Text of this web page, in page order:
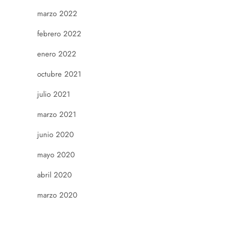
marzo 2022
febrero 2022
enero 2022
octubre 2021
julio 2021
marzo 2021
junio 2020
mayo 2020
abril 2020
marzo 2020